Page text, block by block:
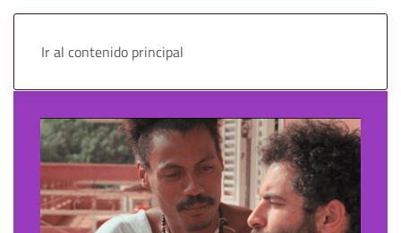
Ir al contenido principal